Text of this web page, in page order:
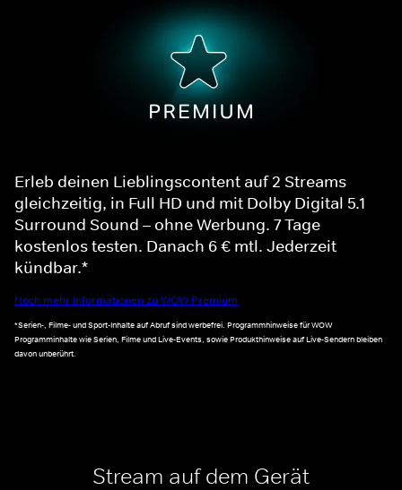
Erleb deinen Lieblingscontent auf 2 Streams
gleichzeitig, in Full HD und mit Dolby Digital 5.1
Surround Sound – ohne Werbung. 7 Tage
kostenlos testen. Danach 6 € mtl. Jederzeit
kündbar.*
Noch mehr Informationen zu WOW Premium
*Serien-, Filme- und Sport-Inhalte auf Abruf sind werbefrei. Programmhinweise für WOW
Programminhalte wie Serien, Filme und Live-Events, sowie Produkthinweise auf Live-Sendern bleiben
davon unberührt.
Stream auf dem Gerät